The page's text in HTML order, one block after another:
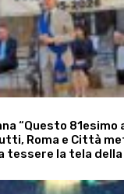
“Questo
Roma e Città
tessere la tela della